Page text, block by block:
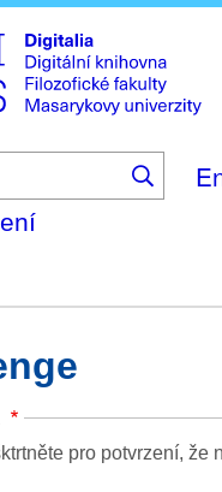
to
main
content
O platformě
Nápověda
KontaktDigitalia
pro potvrzení, že